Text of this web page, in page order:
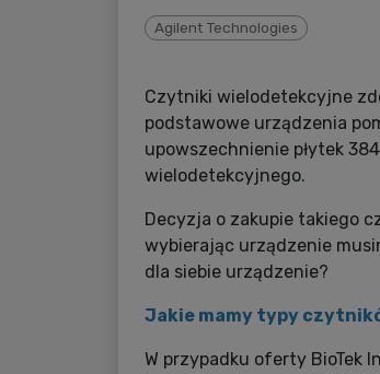
Agilent Technologies
Czytniki wielodetekcyjne
podstawowe urządzenia
upowszechnienie płytek
wielodetekcyjnego.
Decyzja o zakupie takiego
wybierając urządzenie
dla siebie urządzenie?
Jakie mamy typy
W przypadku oferty BioTek